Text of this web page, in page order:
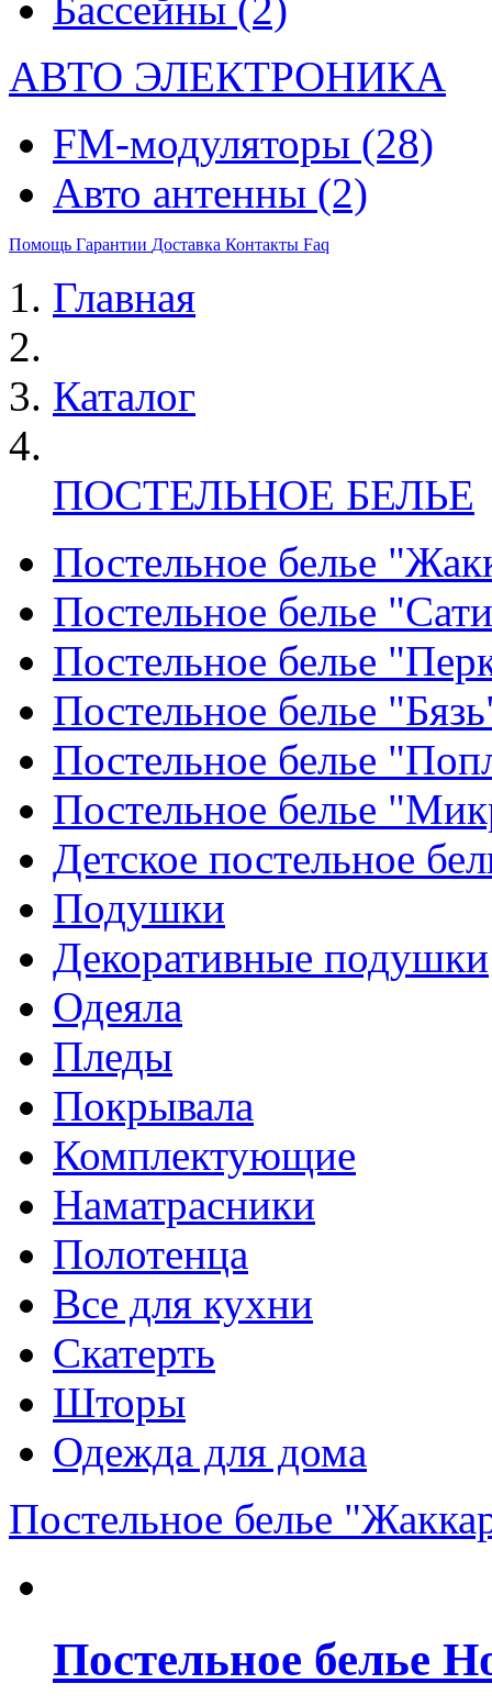
АВТО ЭЛЕКТРОНИКА
FM-модуляторы (28)
Авто антенны (2)
Помощь Гарантии Доставка Контакты Faq
Главная
Каталог
ПОСТЕЛЬНОЕ БЕЛЬЕ
Постельное белье
Постельное белье
Постельное белье
Постельное белье
Постельное белье
Постельное белье
Детское постельное
Подушки
Декоративные подушки
Одеяла
Пледы
Покрывала
Комплектующие
Наматрасники
Полотенца
Все для кухни
Скатерть
Шторы
Одежда для дома
Постельное белье
Постельное белье